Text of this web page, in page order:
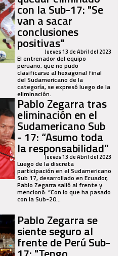
con la Sub-17: "Se
van a sacar
conclusiones
positivas"Jueves 13 de Abril del 2023
El entrenador del equipo
peruano, que no pudo
clasificarse al hexagonal final
del Sudamericano de la
categoría, se expresó luego de la
eliminación.
Pablo Zegarra tras
eliminación en el
Sudamericano Sub
- 17: “Asumo toda
la responsabilidad”
Jueves 13 de Abril del 2023
Luego de la discreta
participación en el Sudamericano
Sub 17, desarrollado en Ecuador,
Pablo Zegarra salió al frente y
mencionó: “Con lo que ha pasado
con la Sub-20...
Pablo Zegarra se
siente seguro al
frente de Perú Sub-